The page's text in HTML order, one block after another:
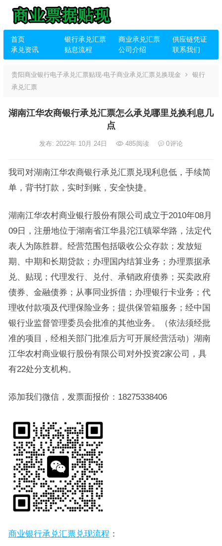
首页 银行承兑汇票 商业承兑汇票
供应链凭证
承兑资讯
贴息流程 公司介绍 联系我们
贵阳商业银行电子承兑汇票贴现-电子商业承兑汇票兑换现金
银行
承兑汇票
湖南江华农商银行承兑汇票怎么承兑哪里兑换利息几
点
发布: 2022年 10月 24日 485阅读 0评论
我司对湖南江华农商银行承兑汇票兑现利息低，手续简
单，背书打款，实时到账，安全快捷。
湖南江华农村商业银行股份有限公司成立于2010年08月
09日，注册地位于湖南省江华县沱江镇翠华路，法定代
表人为陈胜群。经营范围包括吸收公众存款；发放短
期、中期和长期贷款；办理国内结算业务；办理票据承
兑、贴现；代理发行、兑付、承销政府债券；买卖政府
债券、金融债券；从事同业拆借；办理银行卡业务；代
理收付款项及代理保险业务；提供保管箱服务；经中国
银行业监督管理委员会批准的其他业务。（依法须经批
准的项目，经相关部门批准后方可开展经营活动）湖南
江华农村商业银行股份有限公司对外投资2家公司，具
有22处分支机构。
添加我们微信，发票面报价：18275338406
商业银行承兑汇票兑现流程 ：